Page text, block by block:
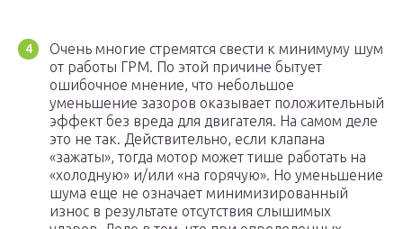
Очень многие стремятся свести к минимуму шум
от работы ГРМ. По этой причине бытует
ошибочное мнение, что небольшое
уменьшение зазоров оказывает положительный
эффект без вреда для двигателя. На самом деле
это не так. Действительно, если клапана
«зажаты», тогда мотор может тише работать на
«холодную» и/или «на горячую». Но уменьшение
шума еще не означает минимизированный
износ в результате отсутствия слышимых